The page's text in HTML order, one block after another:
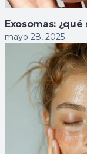
Exosomas:
mayo 28, 2025